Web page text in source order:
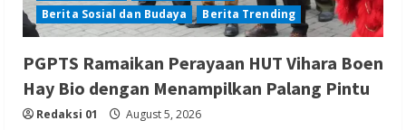
Berita Sosial dan Budaya
Berita Trending
PGPTS Ramaikan Perayaan HUT Vihara Boen
Hay Bio dengan Menampilkan Palang Pintu
Redaksi 01 August 5, 2026